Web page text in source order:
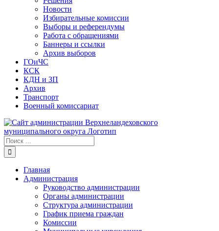
Новости
Избирательные комиссии
Выборы и референдумы
Работа с обращениями
Баннеры и ссылки
Архив выборов
ГОиЧС
КСК
КДН и ЗП
Архив
Транспорт
Военный комиссариат
Результат
поиска:
Главная
Администрация
Руководство администрации
Органы администрации
Структура администрации
График приема граждан
Комиссии